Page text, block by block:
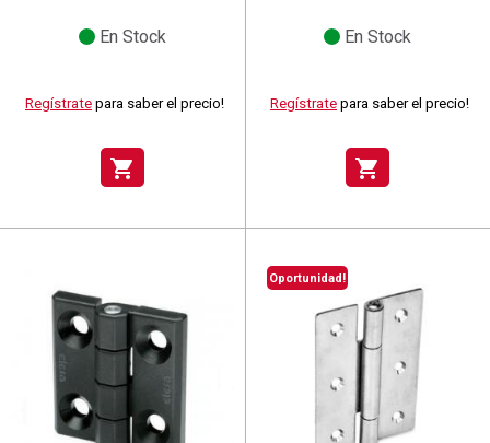
En Stock
Regístrate para saber el precio!
shopping_cart
En Stock
Regístrate para saber el precio!
shopping_cart
Oportunidad!